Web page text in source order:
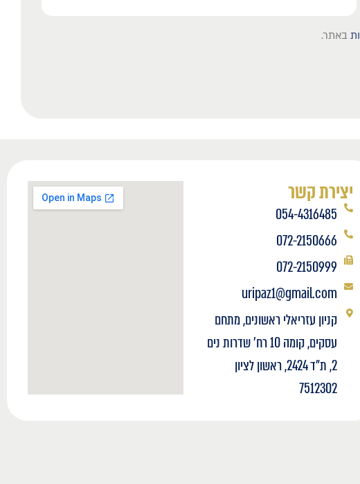
באתר.
יצירת קשר
054-4316485
072-2150666
072-2150999
uripaz1@gmail.com
קניון עזריאלי ראשונים, מתחם
עסקים, קומה 10 רח' שדרות נים
2, ת"ד 2424, ראשון לציון
7512302